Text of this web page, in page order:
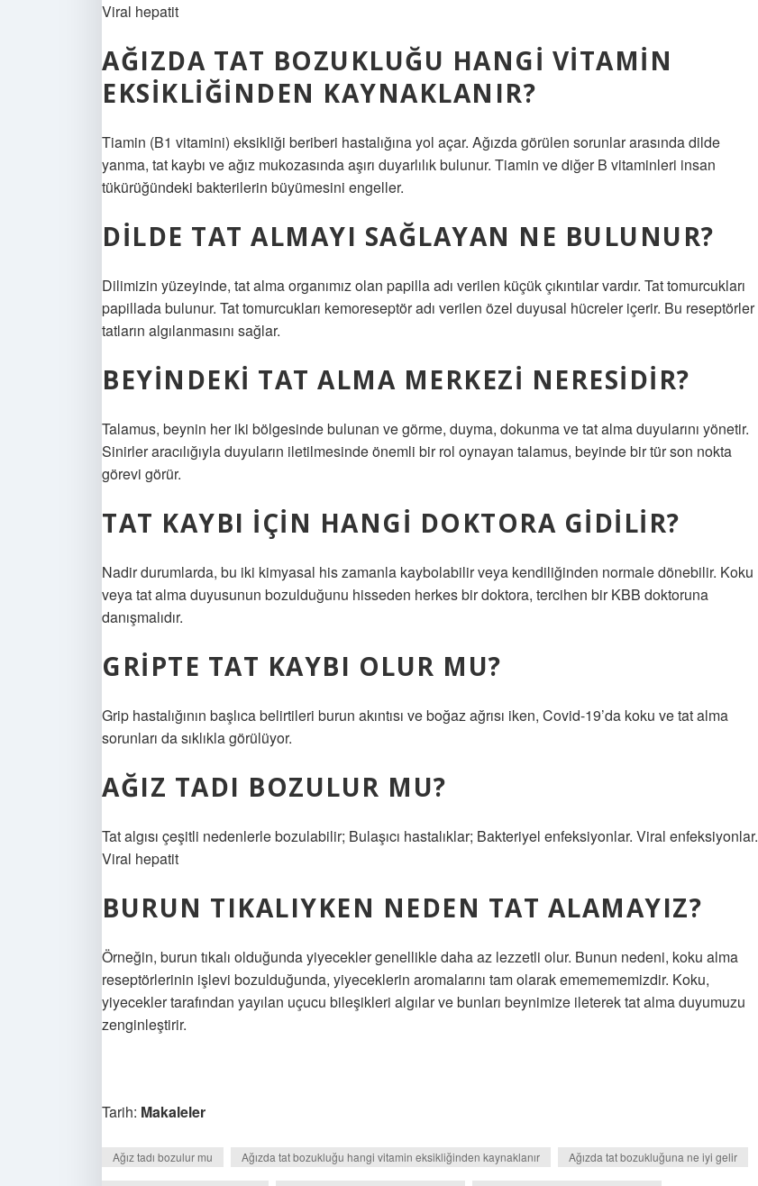
Viral hepatit
AĞIZDA TAT BOZUKLUĞU HANGI VITAMIN
EKSIKLIĞINDEN KAYNAKLANIR?
Tiamin (B1 vitamini) eksikliği beriberi hastalığına yol açar. Ağızda görülen sorunlar arasında dilde
yanma, tat kaybı ve ağız mukozasında aşırı duyarlılık bulunur. Tiamin ve diğer B vitaminleri insan
tükürüğündeki bakterilerin büyümesini engeller.
DILDE TAT ALMAYI SAĞLAYAN NE BULUNUR?
Dilimizin yüzeyinde, tat alma organımız olan papilla adı verilen küçük çıkıntılar vardır. Tat tomurcukları
papillada bulunur. Tat tomurcukları kemoreseptör adı verilen özel duyusal hücreler içerir. Bu reseptörler
tatların algılanmasını sağlar.
BEYINDEKI TAT ALMA MERKEZI NERESIDIR?
Talamus, beynin her iki bölgesinde bulunan ve görme, duyma, dokunma ve tat alma duyularını yönetir.
Sinirler aracılığıyla duyuların iletilmesinde önemli bir rol oynayan talamus, beyinde bir tür son nokta
görevi görür.
TAT KAYBI IÇIN HANGI DOKTORA GIDILIR?
Nadir durumlarda, bu iki kimyasal his zamanla kaybolabilir veya kendiliğinden normale dönebilir. Koku
veya tat alma duyusunun bozulduğunu hisseden herkes bir doktora, tercihen bir KBB doktoruna
danışmalıdır.
GRIPTE TAT KAYBI OLUR MU?
Grip hastalığının başlıca belirtileri burun akıntısı ve boğaz ağrısı iken, Covid-19’da koku ve tat alma
sorunları da sıklıkla görülüyor.
AĞIZ TADI BOZULUR MU?
Tat algısı çeşitli nedenlerle bozulabilir; Bulaşıcı hastalıklar; Bakteriyel enfeksiyonlar. Viral enfeksiyonlar.
Viral hepatit
BURUN TIKALIYKEN NEDEN TAT ALAMAYIZ?
Örneğin, burun tıkalı olduğunda yiyecekler genellikle daha az lezzetli olur. Bunun nedeni, koku alma
reseptörlerinin işlevi bozulduğunda, yiyeceklerin aromalarını tam olarak ememememizdir. Koku,
yiyecekler tarafından yayılan uçucu bileşikleri algılar ve bunları beynimize ileterek tat alma duyumuzu
zenginleştirir.
Tarih: Makaleler
Ağız tadı bozulur mu Ağızda tat bozukluğu hangi vitamin eksikliğinden kaynaklanır Ağızda tat bozukluğuna ne iyi gelir